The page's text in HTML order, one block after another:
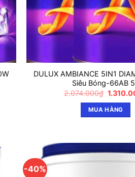
DULUX AMBIANCE 5IN1
Siêu Bóng-66AB
2.074.000₫ Giá
là:
MUA HÀNG
-40%